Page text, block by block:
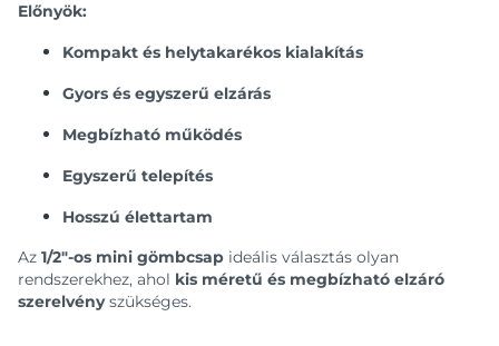
Előnyök:
Kompakt és helytakarékos kialakítás
Gyors és egyszerű elzárás
Megbízható működés
Egyszerű telepítés
Hosszú élettartam
Az 1/2″-os mini gömbcsap ideális választás olyan
rendszerekhez, ahol kis méretű és megbízható elzáró
szerelvényszükséges.